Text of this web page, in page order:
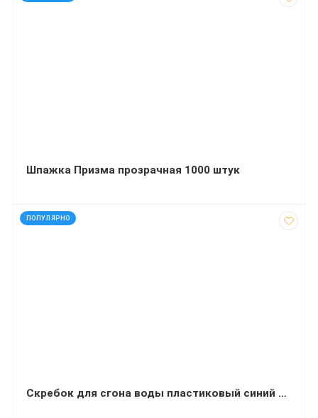
Шпажка Призма прозрачная 1000 штук
ПОПУЛЯРНО
код: 3365
Скребок для сгона воды пластиковый синий 45 см